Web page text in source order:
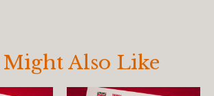
Might Also Like